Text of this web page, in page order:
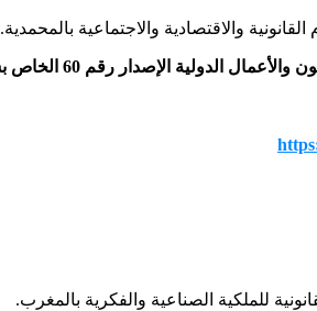
والاقتصادية والاجتماعية بالمحمدية.
الإصدار رقم 60 الخاص بشهر أكتوبر/ نونبر 2025
للملكية الصناعية والفكرية بالمغرب.